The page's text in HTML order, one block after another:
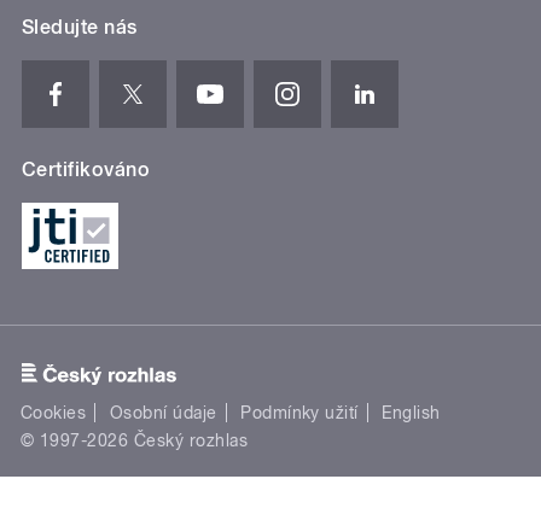
Sledujte nás
Certifikováno
Cookies Osobní údaje Podmínky užití
English
© 1997-2026 Český rozhlas